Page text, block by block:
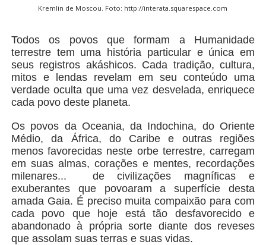
Kremlin de Moscou. Foto: http://interata.squarespace.com
Todos os povos que formam a Humanidade
terrestre tem uma história particular e única em
seus registros akáshicos. Cada tradição, cultura,
mitos e lendas revelam em seu conteúdo uma
verdade oculta que uma vez desvelada, enriquece
cada povo deste planeta.
Os povos da Oceania, da Indochina, do Oriente
Médio, da África, do Caribe e outras regiões
menos favorecidas neste orbe terrestre, carregam
em suas almas, corações e mentes, recordações
milenares... de civilizações magníficas e
exuberantes que povoaram a superfície desta
amada Gaia. É preciso muita compaixão para com
cada povo que hoje está tão desfavorecido e
abandonado à própria sorte diante dos reveses
que assolam suas terras e suas vidas.